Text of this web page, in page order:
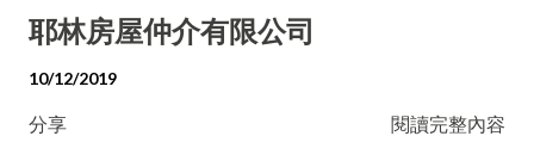
耶林房屋仲介有限公司
10/12/2019
分享 閱讀完整內容